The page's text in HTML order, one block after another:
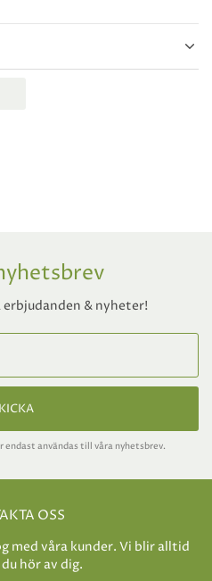
& nyheter!
användas till våra nyhetsbrev.
OSS
med våra kunder. Vi blir alltid
hör av dig.